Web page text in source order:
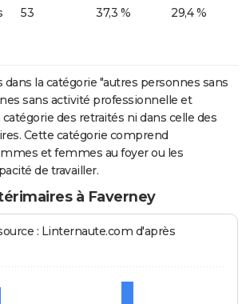
53 37,3 % 29,4 %
la catégorie "autres personnes sans
sans activité professionnelle et
des retraités ni dans celle des
Cette catégorie comprend
et femmes au foyer ou les
de travailler.
à Faverney
: Linternaute.com d'après